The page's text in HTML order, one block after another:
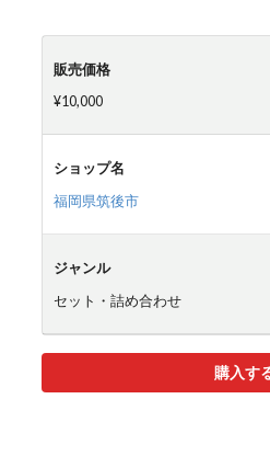
販売価格
¥10,000
ショップ名
福岡県筑後市
ジャンル
セット・詰め合わせ
購入す